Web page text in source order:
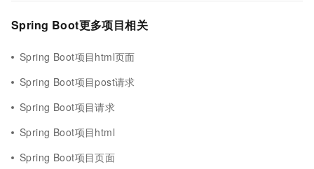
Spring Boot更多项目相关
Spring Boot项目html页面
Spring Boot项目post请求
Spring Boot项目请求
Spring Boot项目html
Spring Boot项目页面